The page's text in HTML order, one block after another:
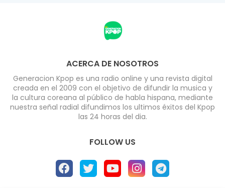
ACERCA DE NOSOTROS
Generacion Kpop es una radio online y una revista digital
creada en el 2009 con el objetivo de difundir la musica y
la cultura coreana al público de habla hispana, mediante
nuestra señal radial difundimos los ultimos éxitos del Kpop
las 24 horas del dia.
FOLLOW US